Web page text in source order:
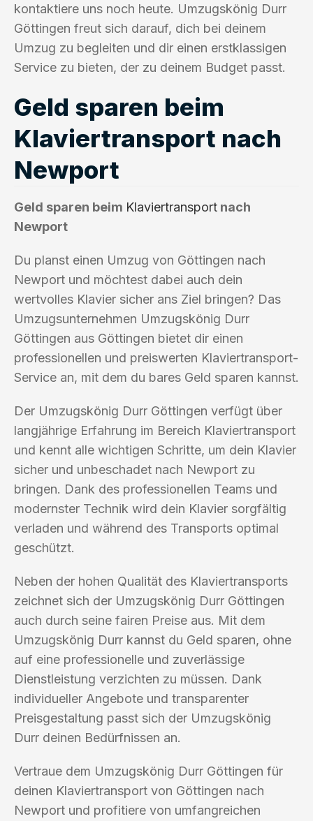
kontaktiere uns noch heute. Umzugskönig Durr
Göttingen freut sich darauf, dich bei deinem
Umzug zu begleiten und dir einen erstklassigen
Service zu bieten, der zu deinem Budget passt.
Geld sparen beim
Klaviertransport nach
Newport
Geld sparen beim Klaviertransport nach
Newport
Du planst einen Umzug von Göttingen nach
Newport und möchtest dabei auch dein
wertvolles Klavier sicher ans Ziel bringen? Das
Umzugsunternehmen Umzugskönig Durr
Göttingen aus Göttingen bietet dir einen
professionellen und preiswerten Klaviertransport-
Service an, mit dem du bares Geld sparen kannst.
Der Umzugskönig Durr Göttingen verfügt über
langjährige Erfahrung im Bereich Klaviertransport
und kennt alle wichtigen Schritte, um dein Klavier
sicher und unbeschadet nach Newport zu
bringen. Dank des professionellen Teams und
modernster Technik wird dein Klavier sorgfältig
verladen und während des Transports optimal
geschützt.
Neben der hohen Qualität des Klaviertransports
zeichnet sich der Umzugskönig Durr Göttingen
auch durch seine fairen Preise aus. Mit dem
Umzugskönig Durr kannst du Geld sparen, ohne
auf eine professionelle und zuverlässige
Dienstleistung verzichten zu müssen. Dank
individueller Angebote und transparenter
Preisgestaltung passt sich der Umzugskönig
Durr deinen Bedürfnissen an.
Vertraue dem Umzugskönig Durr Göttingen für
deinen Klaviertransport von Göttingen nach
Newport und profitiere von umfangreichen